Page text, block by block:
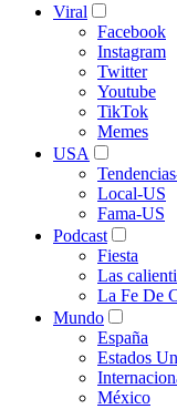
Viral
Facebook
Instagram
Twitter
Youtube
TikTok
Memes
USA
Local-US
Fama-US
Podcast
Fiesta
Las
La Fe De
Mundo
España
Estados
México